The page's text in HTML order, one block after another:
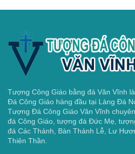
Tượng Công Giáo bằng đá Văn Vĩnh
Đá Công Giáo hàng đầu tại Làng Đá
Tượng Đá Công Giáo Văn Vĩnh
đá Công Giáo, tượng đá Đức Mẹ,
đá Các Thánh, Bàn Thánh Lễ, Lư
Thiên Thần.